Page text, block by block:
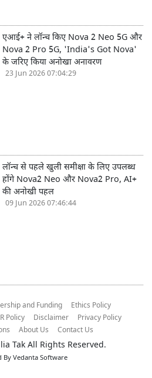
एआई+ ने लॉन्च किए Nova 2 Neo 5G और
Nova 2 Pro 5G, 'India's Got Nova'
के जरिए किया अनोखा अनावरण
23 Jun 2026 07:04:29
लॉन्च से पहले खुली समीक्षा के लिए उपलब्ध
होंगे Nova2 Neo और Nova2 Pro, AI+
की अनोखी पहल
09 Jun 2026 07:46:44
and Funding
Ethics Policy
Policy Disclaimer
Privacy Policy
About Us Contact Us
Tak All Rights Reserved.
ByVedanta Software